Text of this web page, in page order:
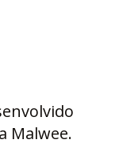
Malwee.